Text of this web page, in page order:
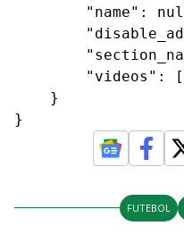
"name":
"videos":
    }
}
FUTEBOL